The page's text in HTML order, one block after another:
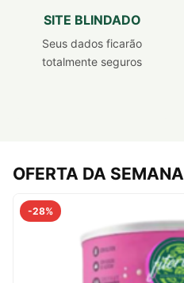
SITE BLINDADO
Seus dados ficarão
totalmente seguros
OFERTA DA SEMANA
-28%